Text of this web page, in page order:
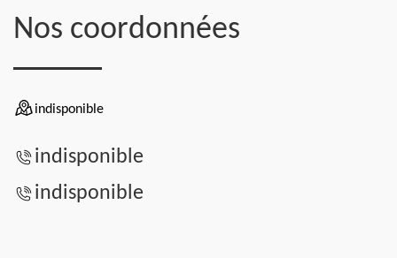
Nos coordonnées
indisponible
indisponible
indisponible